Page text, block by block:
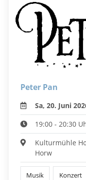
Peter Pan
Sa, 20. Juni
19:00 - 20:30
Kulturmühle
Horw
Musik Konzert